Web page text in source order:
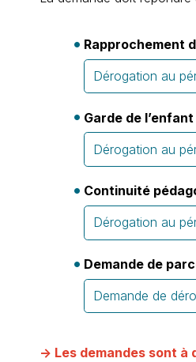
Rapprochement
Dérogation au
Garde de
Dérogation au
Continuité
Dérogation au
Demande de
Demande de
-> Les demandes sont